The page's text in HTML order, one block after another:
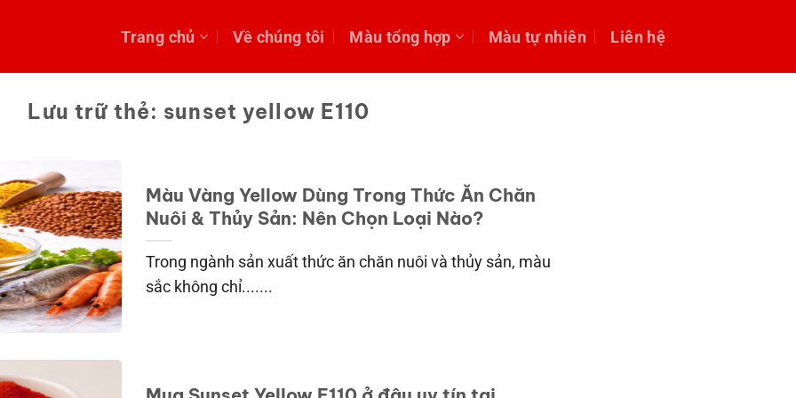
Trang chủ Về chúng tôi Màu tổng hợp Màu tự nhiên Liên hệ
Lưu trữ thẻ: sunset yellow E110
Màu Vàng Yellow Dùng Trong Thức Ăn Chăn
Nuôi & Thủy Sản: Nên Chọn Loại Nào?
Trong ngành sản xuất thức ăn chăn nuôi và thủy sản, màu
sắc không chỉ.......